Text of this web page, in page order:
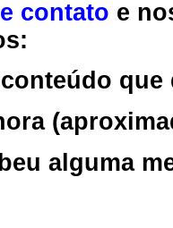
contato e
que
alguma